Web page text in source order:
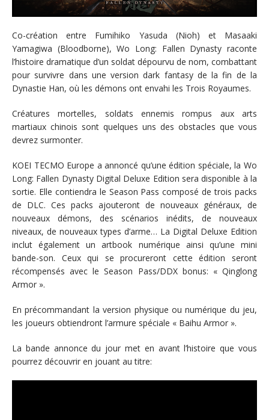
Co-création entre Fumihiko Yasuda (Nioh) et Masaaki
Yamagiwa (Bloodborne), Wo Long: Fallen Dynasty raconte
l’histoire dramatique d’un soldat dépourvu de nom, combattant
pour survivre dans une version dark fantasy de la fin de la
Dynastie Han, où les démons ont envahi les Trois Royaumes.
Créatures mortelles, soldats ennemis rompus aux arts
martiaux chinois sont quelques uns des obstacles que vous
devrez surmonter.
KOEI TECMO Europe a annoncé qu’une édition spéciale, la Wo
Long: Fallen Dynasty Digital Deluxe Edition sera disponible à la
sortie. Elle contiendra le Season Pass composé de trois packs
de DLC. Ces packs ajouteront de nouveaux généraux, de
nouveaux démons, des scénarios inédits, de nouveaux
niveaux, de nouveaux types d’arme… La Digital Deluxe Edition
inclut également un artbook numérique ainsi qu’une mini
bande-son. Ceux qui se procureront cette édition seront
récompensés avec le Season Pass/DDX bonus: « Qinglong
Armor ».
En précommandant la version physique ou numérique du jeu,
les joueurs obtiendront l’armure spéciale « Baihu Armor ».
La bande annonce du jour met en avant l’histoire que vous
pourrez découvrir en jouant au titre: